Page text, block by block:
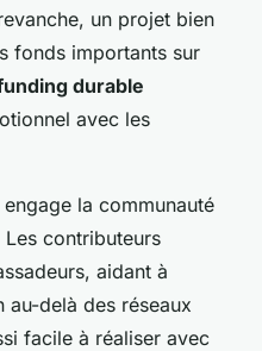
un projet bien
fonds importants sur
durable
avec les
engage la communauté
contributeurs
aidant à
au-delà des réseaux
facile à réaliser avec